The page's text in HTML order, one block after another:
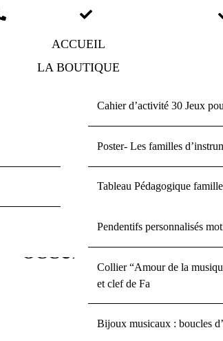
ACCUEIL
LA BOUTIQUE
Cahier d’activité 30 Jeux
Poster- Les familles
Tableau Pédagogique
Le couac! Jeu de cartes en
TEXTILES &
Pendentifs personnalisés
Collier “Amour de la
et clef de Fa
Bijoux musicaux : boucles
DE SKI : 6
OCCUPER LES
17 février 2026